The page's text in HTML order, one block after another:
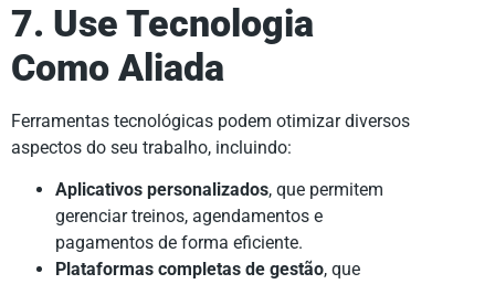
7. Use Tecnologia
Como Aliada
Ferramentas tecnológicas podem otimizar diversos
aspectos do seu trabalho, incluindo:
Aplicativos personalizados, que permitem
gerenciar treinos, agendamentos e
pagamentos de forma eficiente.
Plataformas completas de gestão, que